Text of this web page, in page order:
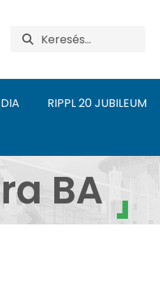
RIPPL 20 JUBILEUM
BA